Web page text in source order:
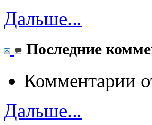
Дальше...
Последние
Комментарии
Дальше...